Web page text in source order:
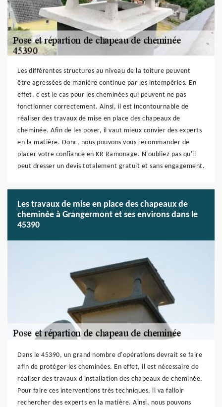
Les différentes structures au niveau de la toiture peuvent
être agressées de manière continue par les intempéries. En
effet, c'est le cas pour les cheminées qui peuvent ne pas
fonctionner correctement. Ainsi, il est incontournable de
réaliser des travaux de mise en place des chapeaux de
cheminée. Afin de les poser, il vaut mieux convier des experts
en la matière. Donc, nous pouvons vous recommander de
placer votre confiance en KR Ramonage. N'oubliez pas qu'il
peut dresser un devis totalement gratuit et sans engagement.
Les travaux de mise en place des chapeaux de
cheminée à Grangermont et ses environs dans le
45390
Dans le 45390, un grand nombre d'opérations devrait se faire
afin de protéger les cheminées. En effet, il est nécessaire de
réaliser des travaux d'installation des chapeaux de cheminée.
Pour faire ces interventions très techniques, il va falloir
rechercher des experts en la matière. Ainsi, nous pouvons